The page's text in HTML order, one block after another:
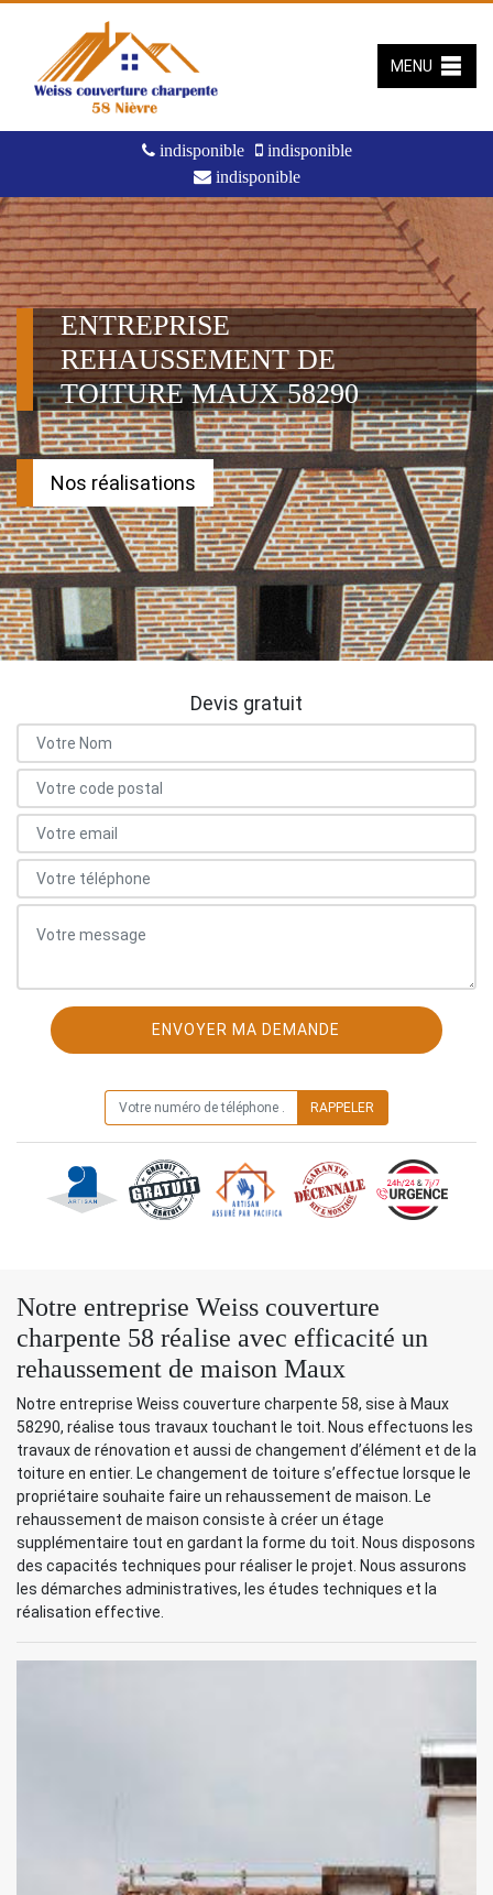
indisponible
indisponible
indisponible
MENU
ENTREPRISE
REHAUSSEMENT DE
TOITURE MAUX 58290
Nos réalisations
Devis gratuit
Notre entreprise Weiss couverture
charpente 58 réalise avec efficacité un
rehaussement de maison Maux
Notre entreprise Weiss couverture charpente 58, sise à Maux
58290, réalise tous travaux touchant le toit. Nous effectuons les
travaux de rénovation et aussi de changement d’élément et de la
toiture en entier. Le changement de toiture s’effectue lorsque le
propriétaire souhaite faire un rehaussement de maison. Le
rehaussement de maison consiste à créer un étage
supplémentaire tout en gardant la forme du toit. Nous disposons
des capacités techniques pour réaliser le projet. Nous assurons
les démarches administratives, les études techniques et la
réalisation effective.